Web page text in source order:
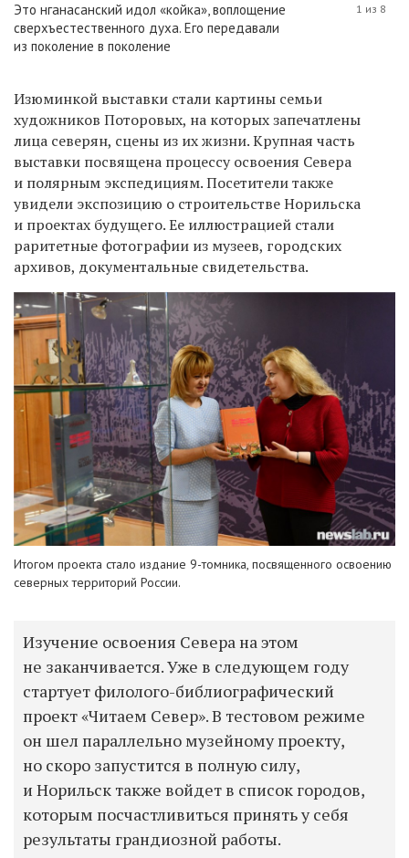
Это нганасанский идол «койка», воплощение
сверхъестественного духа. Его передавали
из поколение в поколение
1 из 8
Изюминкой выставки стали картины семьи
художников Поторовых, на которых запечатлены
лица северян, сцены из их жизни. Крупная часть
выставки посвящена процессу освоения Севера
и полярным экспедициям. Посетители также
увидели экспозицию о строительстве Норильска
и проектах будущего. Ее иллюстрацией стали
раритетные фотографии из музеев, городских
архивов, документальные свидетельства.
Итогом проекта стало издание 9-томника, посвященного освоению
северных территорий России.
Изучение освоения Севера на этом
не заканчивается. Уже в следующем году
стартует филолого-библиографический
проект «Читаем Север». В тестовом режиме
он шел параллельно музейному проекту,
но скоро запустится в полную силу,
и Норильск также войдет в список городов,
которым посчастливиться принять у себя
результаты грандиозной работы.